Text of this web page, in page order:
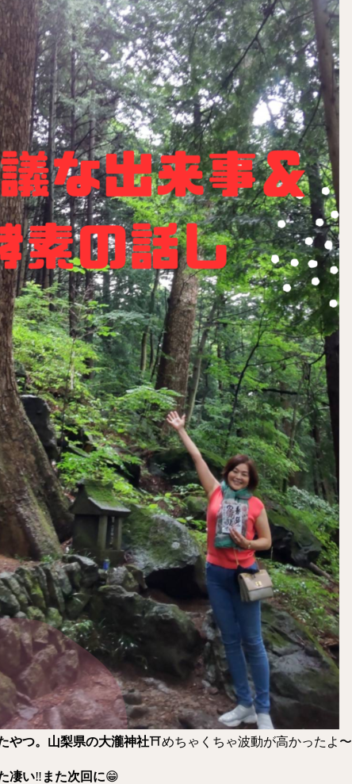
やつ。山梨県の大瀧神社⛩️めちゃくちゃ波動が高かったよ〜
凄い‼️ また次回に😁